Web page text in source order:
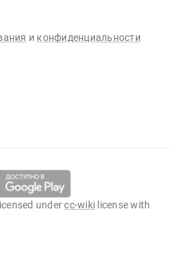
и конфиденциальности
undercc-wiki license with